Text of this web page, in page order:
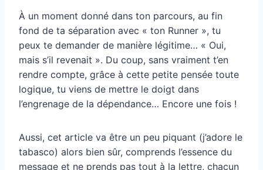
À un moment donné dans ton parcours, au fin
fond de ta séparation avec « ton Runner », tu
peux te demander de manière légitime… « Oui,
mais s’il revenait ». Du coup, sans vraiment t’en
rendre compte, grâce à cette petite pensée toute
logique, tu viens de mettre le doigt dans
l’engrenage de la dépendance… Encore une fois !
Aussi, cet article va être un peu piquant (j’adore le
tabasco) alors bien sûr, comprends l’essence du
message et ne prends pas tout à la lettre, chacun